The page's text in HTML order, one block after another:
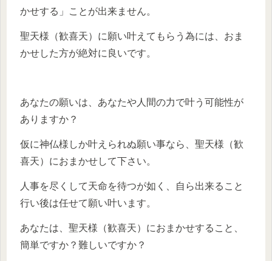
かせする」ことが出来ません。
聖天様（歓喜天）に願い叶えてもらう為には、おま
かせした方が絶対に良いです。
あなたの願いは、あなたや人間の力で叶う可能性が
ありますか？
仮に神仏様しか叶えられぬ願い事なら、聖天様（歓
喜天）におまかせして下さい。
人事を尽くして天命を待つが如く、自ら出来ること
行い後は任せて願い叶います。
あなたは、聖天様（歓喜天）におまかせすること、
簡単ですか？難しいですか？